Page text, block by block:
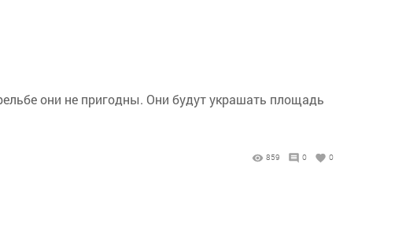
они не пригодны. Они будут украшать площадь
859 0 0